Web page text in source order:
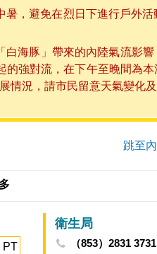
，避免在烈日下進行戶外
海豚」帶來的內陸氣流影
強對流，在下午至晚間為本
情況，請市民留意天氣變化
跳至
PT
衛生局
（853）2831 3731